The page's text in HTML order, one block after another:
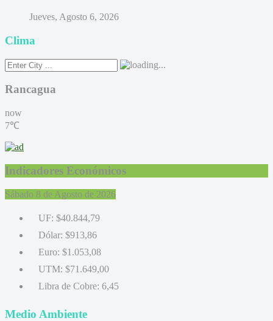
Jueves, Agosto 6, 2026
Clima
Rancagua
now
7℃
Indicadores Económicos
Sábado 8 de Agosto de 2026
UF: $40.844,79
Dólar: $913,86
Euro: $1.053,08
UTM: $71.649,00
Libra de Cobre: 6,45
Medio Ambiente